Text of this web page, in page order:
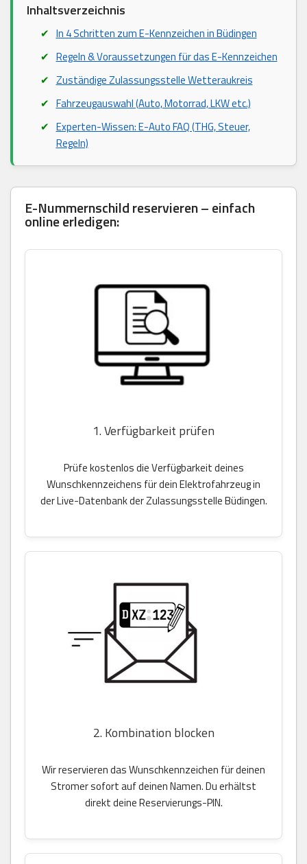
Inhaltsverzeichnis
In 4 Schritten zum E-Kennzeichen in Büdingen
Regeln & Voraussetzungen für das E-Kennzeichen
Zuständige Zulassungsstelle Wetteraukreis
Fahrzeugauswahl (Auto, Motorrad, LKW etc.)
Experten-Wissen: E-Auto FAQ (THG, Steuer,
Regeln)
E-Nummernschild reservieren – einfach
online erledigen:
1. Verfügbarkeit prüfen
Prüfe kostenlos die Verfügbarkeit deines
Wunschkennzeichens für dein Elektrofahrzeug in
der Live-Datenbank der Zulassungsstelle Büdingen.
2. Kombination blocken
Wir reservieren das Wunschkennzeichen für deinen
Stromer sofort auf deinen Namen. Du erhältst
direkt deine Reservierungs-PIN.